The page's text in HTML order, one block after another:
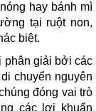
hay bánh mì
tại ruột non,
biệt.
phân giải bởi các
chuyển nguyên
đóng vai trò
các lợi khuẩn